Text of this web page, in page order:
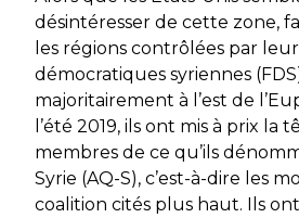
désintéresser de cette zone,
les régions contrôlées par
démocratiques syriennes
majoritairement à l’est de
l’été 2019, ils ont mis à prix la
membres de ce qu’ils
Syrie (AQ-S), c’est-à-dire les
coalition cités plus haut. Ils